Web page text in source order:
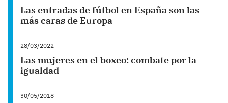
Las entradas de fútbol en España son las
más caras de Europa
28/03/2022
Las mujeres en el boxeo: combate por la
igualdad
30/05/2018